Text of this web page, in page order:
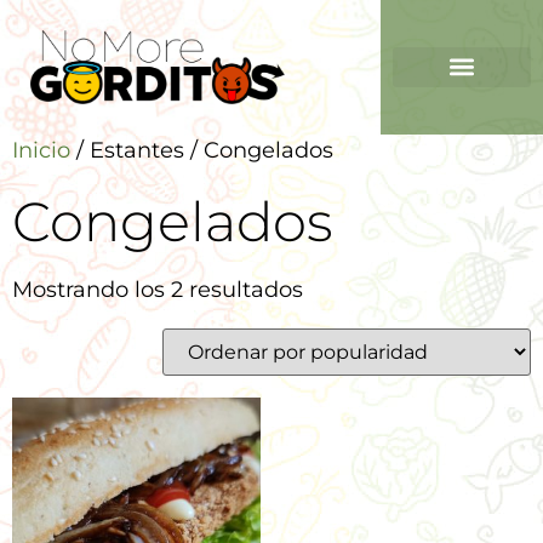
Inicio/ Estantes / Congelados
Congelados
Mostrando los 2 resultados